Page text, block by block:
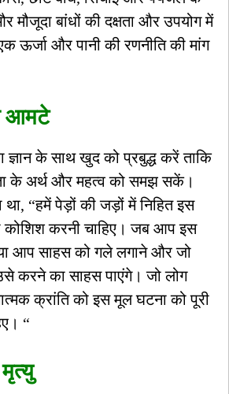
मौजूदा बांधों की दक्षता और उपयोग में
ऊर्जा और पानी की रणनीति की मांग
आमटे
ज्ञान के साथ खुद को प्रबुद्ध करें ताकि
के अर्थ और महत्व को समझ सकें।
था, “हमें पेड़ों की जड़ों में निहित इस
करनी चाहिए। जब ​​आप इस
आप साहस को गले लगाने और जो
करने का साहस पाएंगे। जो लोग
क्रांति को इस मूल घटना को पूरी
“